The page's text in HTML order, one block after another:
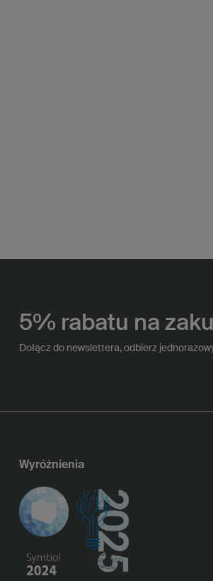
5% rabatu na
Dołącz do newslettera, odbierz
Wyróżnienia